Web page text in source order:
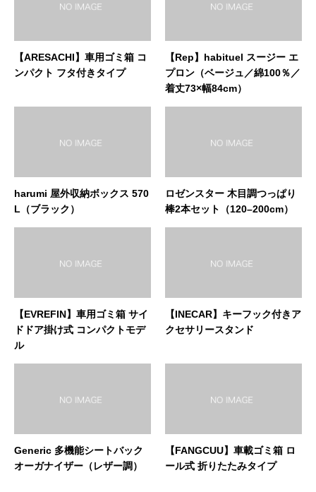
【ARESACHI】車用ゴミ箱 コ
ンパクト フタ付きタイプ
【Rep】habituel スージー エ
プロン（ベージュ／綿100％／
着丈73×幅84cm）
harumi 屋外収納ボックス 570
L（ブラック）
ロゼンスター 木目調つっぱり
棒2本セット（120–200cm）
【EVREFIN】車用ゴミ箱 サイ
ドドア掛け式 コンパクトモデ
ル
【INECAR】キーフック付きア
クセサリースタンド
Generic 多機能シートバック
オーガナイザー（レザー調）
【FANGCUU】車載ゴミ箱 ロ
ール式 折りたたみタイプ